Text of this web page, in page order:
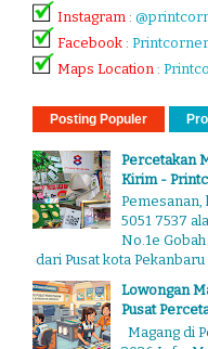
Instagram :
Facebook :
Maps Location :
Posting Populer
Percetakan
Kirim -
5051 7537
No.1e
dari Pusat kota Pekanbaru
Lowongan
Pusat
Magang di